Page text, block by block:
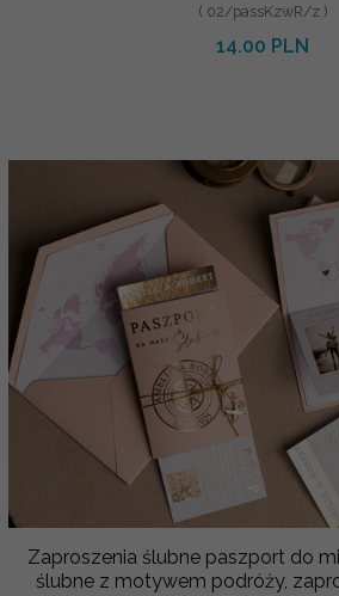
( 02/passKzwR/z )
14.00 PLN
Zaproszenia ślubne paszport do
ślubne z motywem podróży,